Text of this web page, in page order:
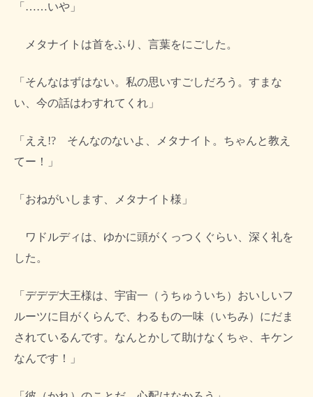
「……いや」
メタナイトは首をふり、言葉をにごした。
「そんなはずはない。私の思いすごしだろう。すまな
い、今の話はわすれてくれ」
「ええ!? そんなのないよ、メタナイト。ちゃんと教え
てー！」
「おねがいします、メタナイト様」
ワドルディは、ゆかに頭がくっつくぐらい、深く礼を
した。
「デデデ大王様は、宇宙一（うちゅういち）おいしいフ
ルーツに目がくらんで、わるもの一味（いちみ）にだま
されているんです。なんとかして助けなくちゃ、キケン
なんです！」